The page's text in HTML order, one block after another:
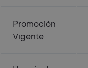
Promoción
Vigente